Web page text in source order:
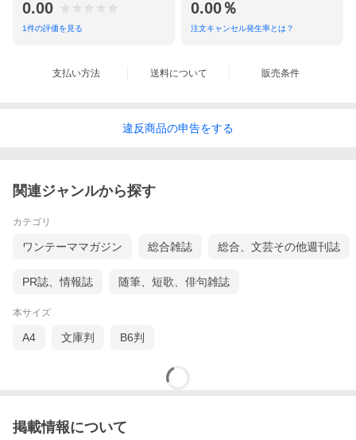
0.00
1件の評価を見る
0.00％
注文キャンセル発生率とは？
支払い方法 送料について 販売条件
違反商品の申告をする
関連ジャンルから探す
カテゴリ
ワンテーママガジン 総合雑誌 総合、文芸その他週刊誌
PR誌、情報誌 随筆、短歌、俳句雑誌
本サイズ
A4 文庫判 B6判
掲載情報について